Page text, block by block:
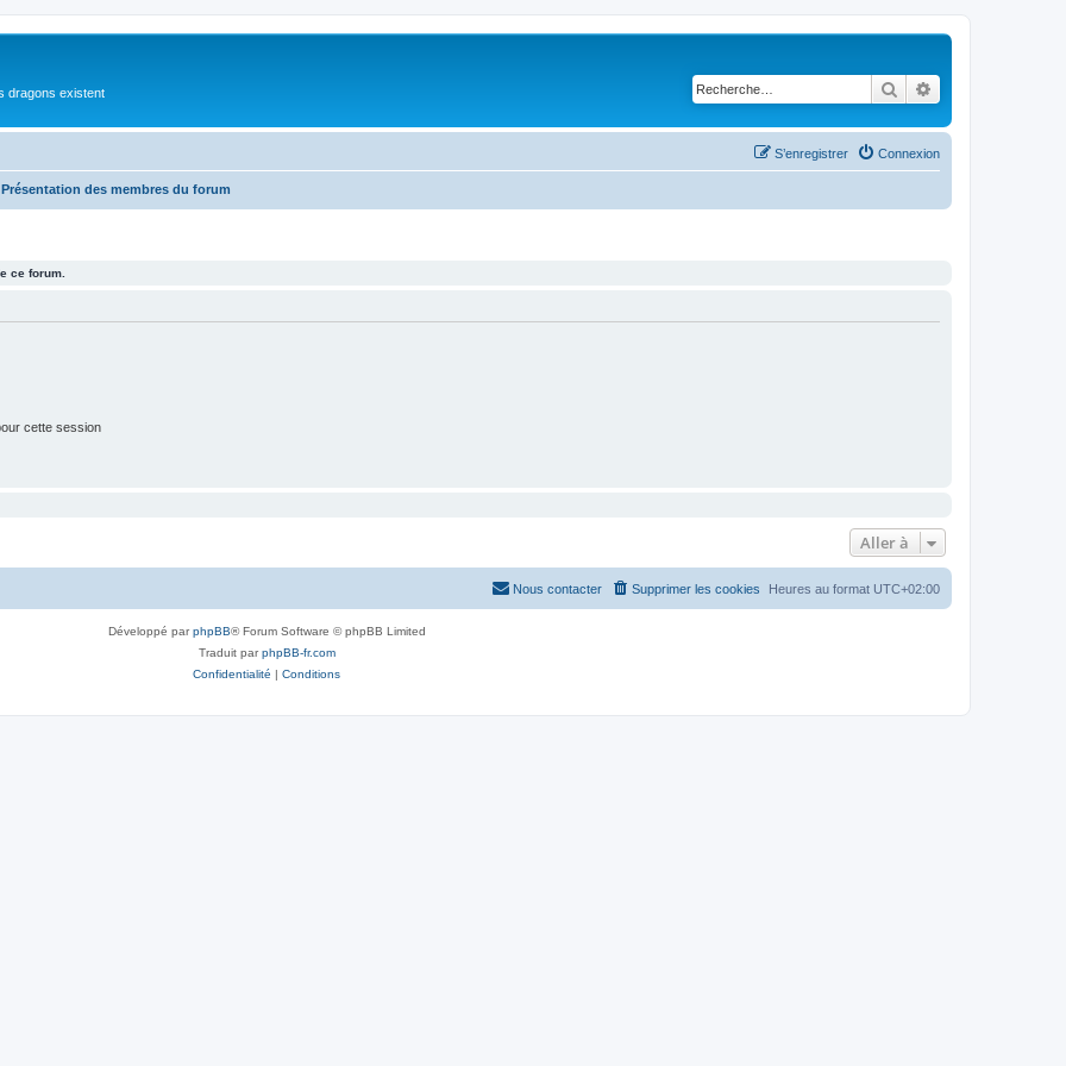
dragons existent Rechercher
Connexion
S’enregistrer
Présentation des membres du forum
ce forum.
cette session
Aller à
Heures au format UTC+02:00
Supprimer les cookies
Nous contacter
Développé parphpBB® Forum Software © phpBB Limited
Traduit parphpBB-fr.com
Confidentialité | Conditions